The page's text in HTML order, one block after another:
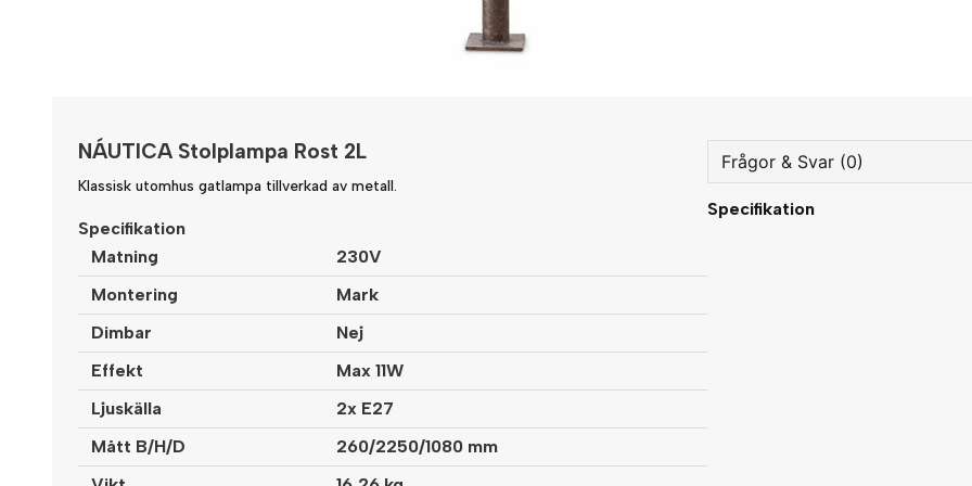
NÁUTICA Stolplampa Rost 2L
Klassisk utomhus gatlampa tillverkad av metall.
Specifikation
Matning
230V
Montering
Mark
Dimbar
Nej
Effekt
Max 11W
Ljuskälla
2x E27
Mått B/H/D
260/2250/1080 mm
Frågor & Svar (0)
question
Specifikation